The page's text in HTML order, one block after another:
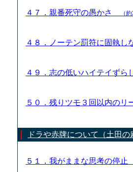
４７．親番死守の愚かさ （
４８．ノーテン罰符に固執し
４９．志の低いハイテイずら
５０．残りツモ３回以内の
ドラや赤牌について（土田の
５１．我がままな思考の停止